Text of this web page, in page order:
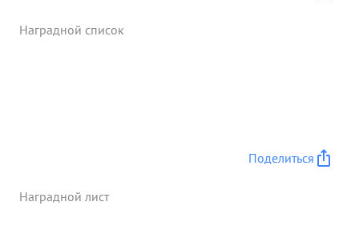
Наградной список
Поделиться
Наградной лист